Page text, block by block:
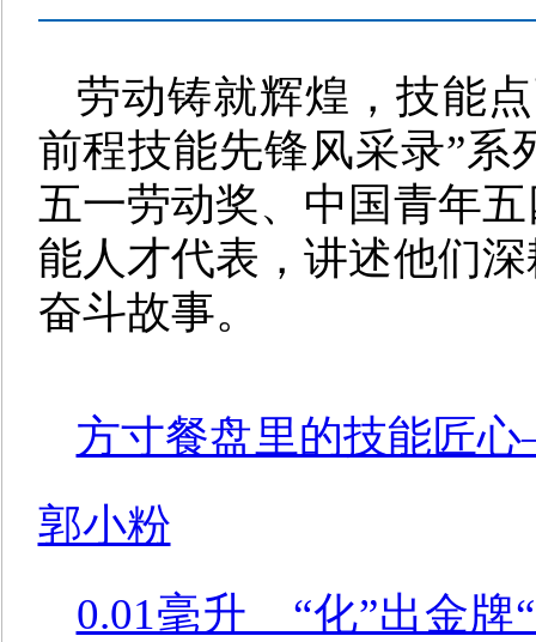
劳动铸就辉煌，技能
前程技能先锋风采录”系
五一劳动奖、中国青年
能人才代表，讲述他们
奋斗故事。
方寸餐盘里的技能匠
郭小粉
0.01毫升 “化”出金牌